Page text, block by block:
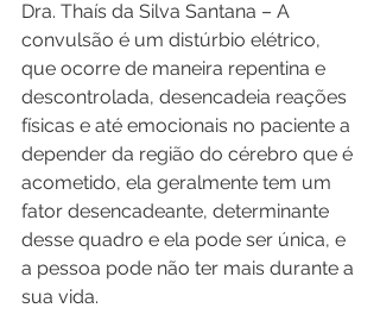
Dra. Thaís da Silva Santana – A
convulsão é um distúrbio elétrico,
que ocorre de maneira repentina e
descontrolada, desencadeia reações
físicas e até emocionais no paciente a
depender da região do cérebro que é
acometido, ela geralmente tem um
fator desencadeante, determinante
desse quadro e ela pode ser única, e
a pessoa pode não ter mais durante a
sua vida.